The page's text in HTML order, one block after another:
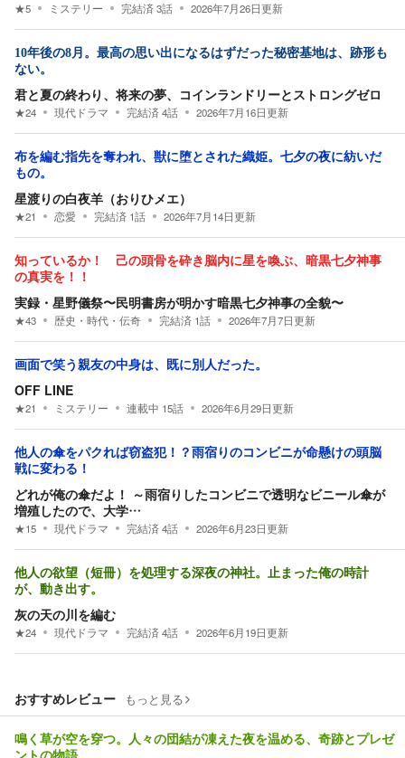
★5 ミステリー 完結済3話 2026年7月26日更新
10年後の8月。最高の思い出になるはずだった秘密基地は、跡形も
ない。
君と夏の終わり、将来の夢、コインランドリーとストロングゼロ
★24 現代ドラマ 完結済4話 2026年7月16日更新
布を編む指先を奪われ、獣に堕とされた織姫。七夕の夜に紡いだ
もの。
星渡りの白夜羊（おりひメエ）
★21 恋愛 完結済 1話 2026年7月14日更新
知っているか！ 己の頭骨を砕き脳内に星を喚ぶ、暗黒七夕神事
の真実を！！
実録・星野儀祭〜民明書房が明かす暗黒七夕神事の全貌〜
★43 歴史・時代・伝奇 完結済 1話 2026年7月7日更新
画面で笑う親友の中身は、既に別人だった。
OFF LINE
★21 ミステリー 連載中 15話 2026年6月29日更新
他人の傘をパクれば窃盗犯！？雨宿りのコンビニが命懸けの頭脳
戦に変わる！
どれが俺の傘だよ！ ～雨宿りしたコンビニで透明なビニール傘が
増殖したので、大学…
★15 現代ドラマ 完結済4話 2026年6月23日更新
他人の欲望（短冊）を処理する深夜の神社。止まった俺の時計
が、動き出す。
灰の天の川を編む
★24 現代ドラマ 完結済4話 2026年6月19日更新
おすすめレビュー もっと見る
鳴く草が空を穿つ。人々の団結が凍えた夜を温める、奇跡とプレゼ